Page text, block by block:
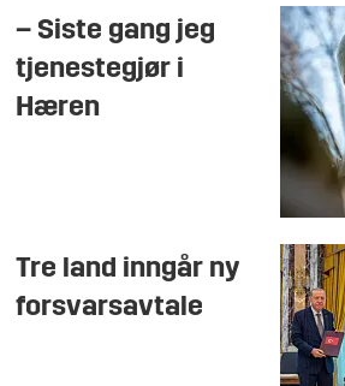
– Siste gang jeg
tjenestegjør i
Hæren
Tre land inngår ny
forsvarsavtale